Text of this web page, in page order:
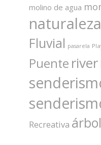
molino de agua
naturaleza
Fluvial pasarela
Puente river
Recreativa